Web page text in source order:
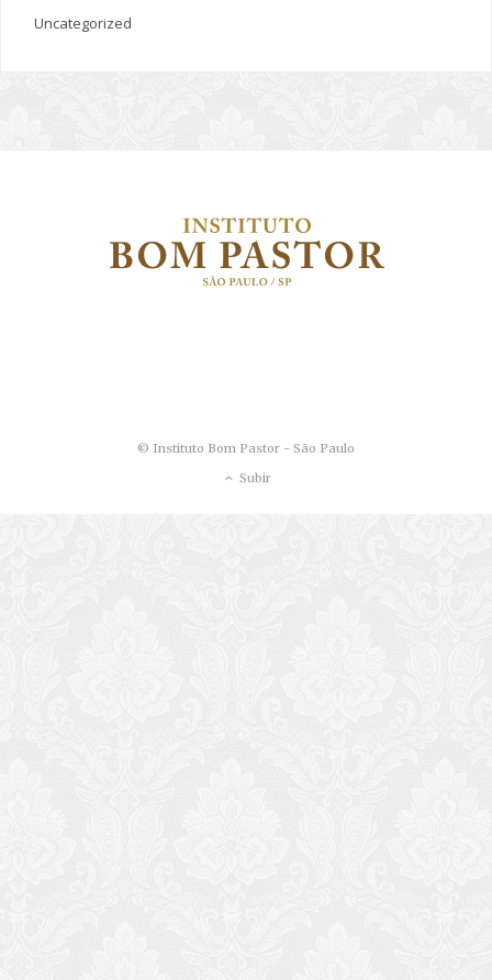
Uncategorized
© Instituto Bom Pastor - São Paulo
Subir